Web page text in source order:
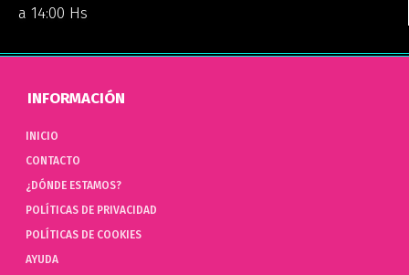
a 14:00 Hs
INFORMACIÓN
INICIO
CONTACTO
¿DÓNDE ESTAMOS?
POLÍTICAS DE PRIVACIDAD
POLÍTICAS DE COOKIES
AYUDA